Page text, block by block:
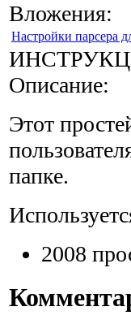
Вложения:
Настройки парсера
Описание:
Этот
папке.
2008